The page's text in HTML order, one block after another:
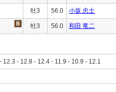
牡3 56.0 小坂 忠士
牡3 56.0 和田 竜二
12.3 - 12.8 - 12.4 - 11.9 - 10.9 - 12.1